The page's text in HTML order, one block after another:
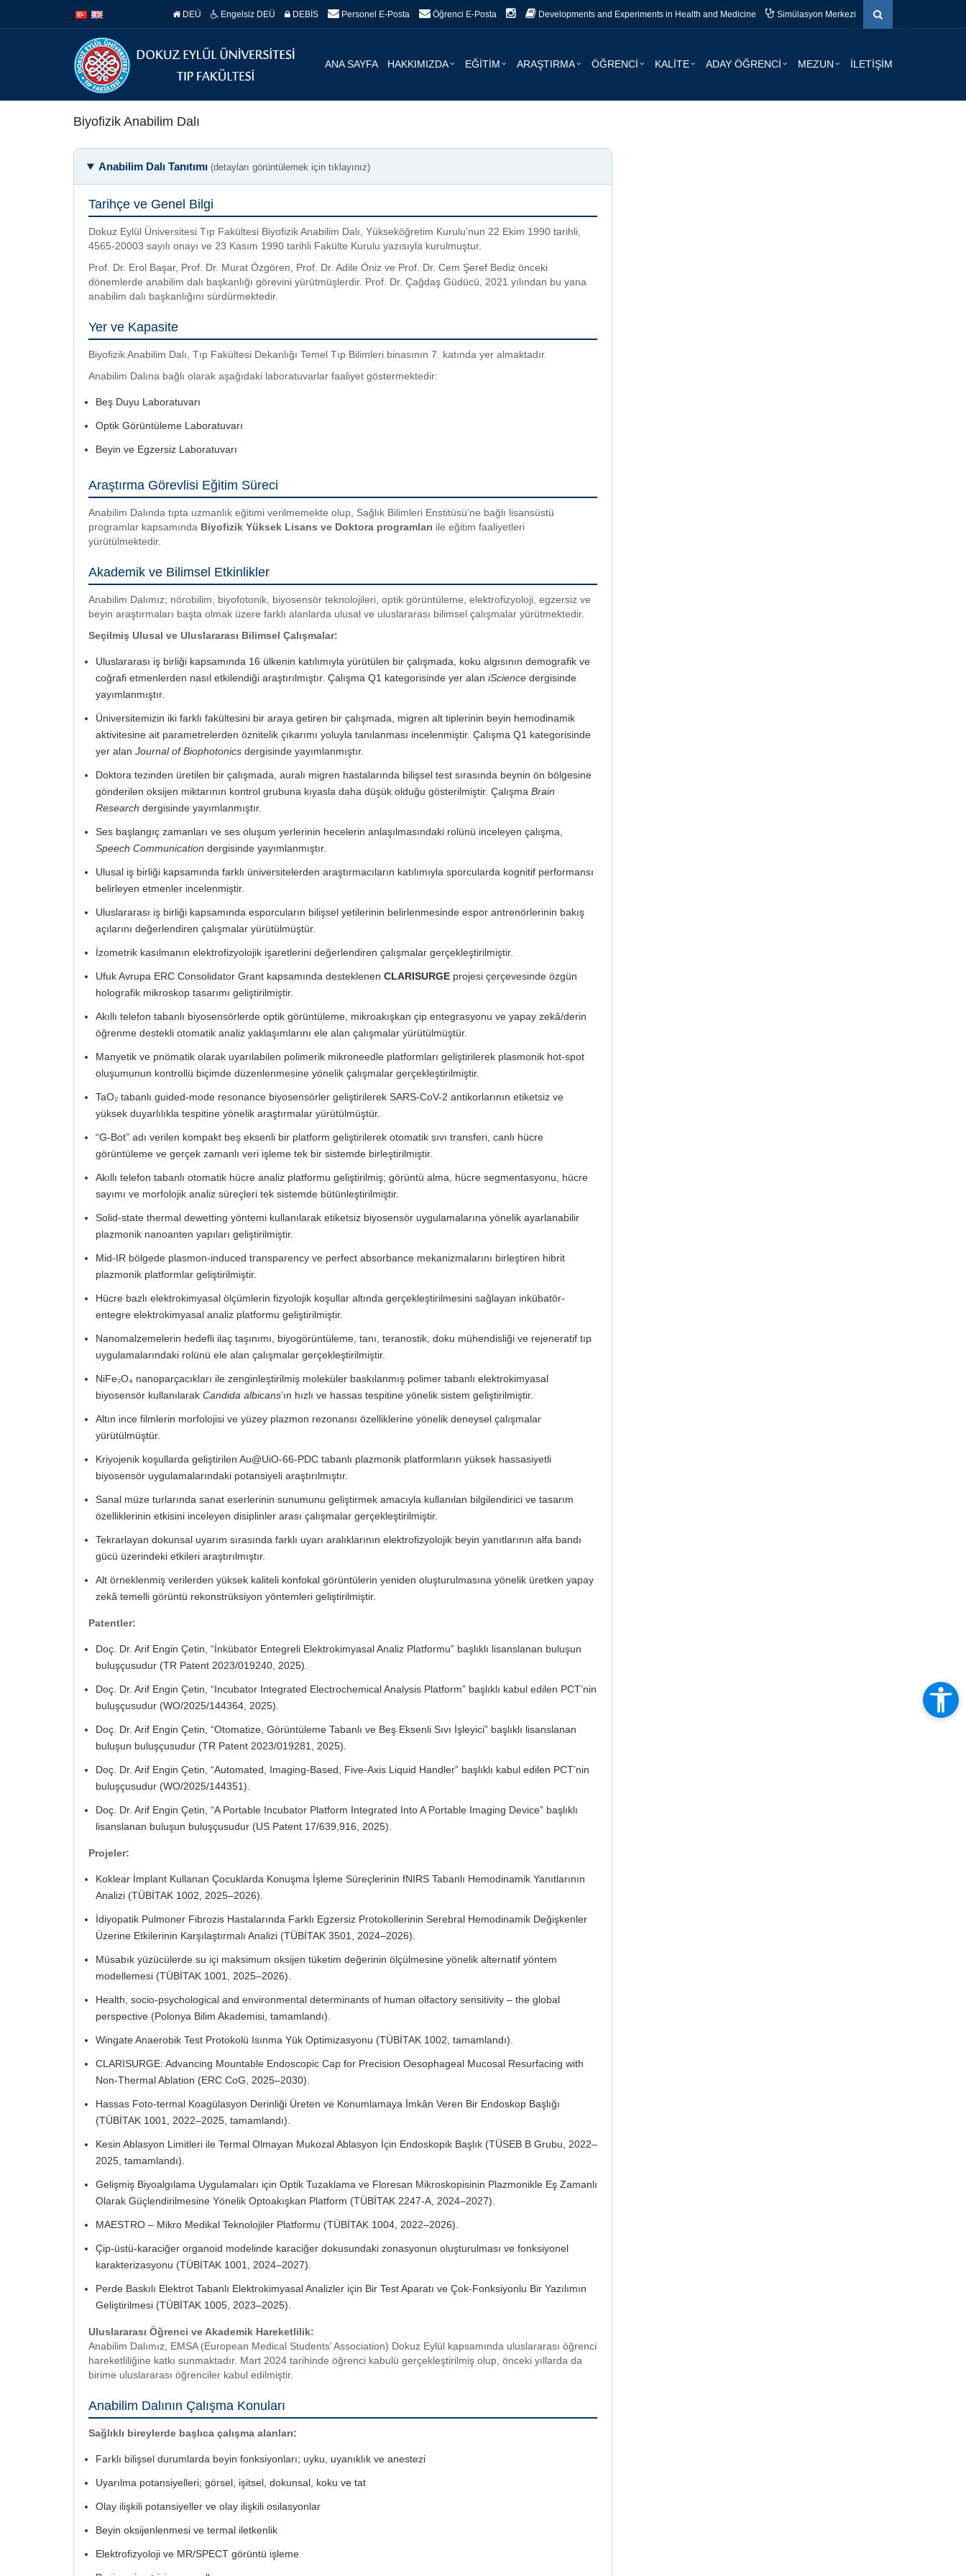
DEÜ Engelsiz DEÜ DEBİS Personel E-Posta Öğrenci E-Posta Developments and Experiments in Health and Medicine Simülasyon Merkezi
ANA SAYFA HAKKIMIZDA EĞİTİM ARAŞTIRMA ÖĞRENCİ KALİTE ADAY ÖĞRENCİ MEZUN İLETİŞİM
Biyofizik Anabilim Dalı
Anabilim Dalı Tanıtımı (detayları görüntülemek için tıklayınız)
Tarihçe ve Genel Bilgi
Dokuz Eylül Üniversitesi Tıp Fakültesi Biyofizik Anabilim Dalı, Yükseköğretim Kurulu’nun 22 Ekim 1990 tarihli,
4565-20003 sayılı onayı ve 23 Kasım 1990 tarihli Fakülte Kurulu yazısıyla kurulmuştur.
Prof. Dr. Erol Başar, Prof. Dr. Murat Özgören, Prof. Dr. Adile Öniz ve Prof. Dr. Cem Şeref Bediz önceki
dönemlerde anabilim dalı başkanlığı görevini yürütmüşlerdir. Prof. Dr. Çağdaş Güdücü, 2021 yılından bu yana
anabilim dalı başkanlığını sürdürmektedir.
Yer ve Kapasite
Biyofizik Anabilim Dalı, Tıp Fakültesi Dekanlığı Temel Tıp Bilimleri binasının 7. katında yer almaktadır.
Anabilim Dalına bağlı olarak aşağıdaki laboratuvarlar faaliyet göstermektedir:
Beş Duyu Laboratuvarı
Optik Görüntüleme Laboratuvarı
Beyin ve Egzersiz Laboratuvarı
Araştırma Görevlisi Eğitim Süreci
Anabilim Dalında tıpta uzmanlık eğitimi verilmemekte olup, Sağlık Bilimleri Enstitüsü’ne bağlı lisansüstü
programlar kapsamında Biyofizik Yüksek Lisans ve Doktora programları ile eğitim faaliyetleri
yürütülmektedir.
Akademik ve Bilimsel Etkinlikler
Anabilim Dalımız; nörobilim, biyofotonik, biyosensör teknolojileri, optik görüntüleme, elektrofizyoloji, egzersiz ve
beyin araştırmaları başta olmak üzere farklı alanlarda ulusal ve uluslararası bilimsel çalışmalar yürütmektedir.
Seçilmiş Ulusal ve Uluslararası Bilimsel Çalışmalar:
Uluslararası iş birliği kapsamında 16 ülkenin katılımıyla yürütülen bir çalışmada, koku algısının demografik ve
coğrafi etmenlerden nasıl etkilendiği araştırılmıştır. Çalışma Q1 kategorisinde yer alan iScience dergisinde
yayımlanmıştır.
Üniversitemizin iki farklı fakültesini bir araya getiren bir çalışmada, migren alt tiplerinin beyin hemodinamik
aktivitesine ait parametrelerden öznitelik çıkarımı yoluyla tanılanması incelenmiştir. Çalışma Q1 kategorisinde
yer alan Journal of Biophotonics dergisinde yayımlanmıştır.
Doktora tezinden üretilen bir çalışmada, auralı migren hastalarında bilişsel test sırasında beynin ön bölgesine
gönderilen oksijen miktarının kontrol grubuna kıyasla daha düşük olduğu gösterilmiştir. Çalışma Brain
Research dergisinde yayımlanmıştır.
Ses başlangıç zamanları ve ses oluşum yerlerinin hecelerin anlaşılmasındaki rolünü inceleyen çalışma,
Speech Communication dergisinde yayımlanmıştır.
Ulusal iş birliği kapsamında farklı üniversitelerden araştırmacıların katılımıyla sporcularda kognitif performansı
belirleyen etmenler incelenmiştir.
Uluslararası iş birliği kapsamında esporcuların bilişsel yetilerinin belirlenmesinde espor antrenörlerinin bakış
açılarını değerlendiren çalışmalar yürütülmüştür.
İzometrik kasılmanın elektrofizyolojik işaretlerini değerlendiren çalışmalar gerçekleştirilmiştir.
Ufuk Avrupa ERC Consolidator Grant kapsamında desteklenen CLARISURGE projesi çerçevesinde özgün
holografik mikroskop tasarımı geliştirilmiştir.
Akıllı telefon tabanlı biyosensörlerde optik görüntüleme, mikroakışkan çip entegrasyonu ve yapay zekâ/derin
öğrenme destekli otomatik analiz yaklaşımlarını ele alan çalışmalar yürütülmüştür.
Manyetik ve pnömatik olarak uyarılabilen polimerik mikroneedle platformları geliştirilerek plasmonik hot-spot
oluşumunun kontrollü biçimde düzenlenmesine yönelik çalışmalar gerçekleştirilmiştir.
TaO₂ tabanlı guided-mode resonance biyosensörler geliştirilerek SARS-CoV-2 antikorlarının etiketsiz ve
yüksek duyarlılıkla tespitine yönelik araştırmalar yürütülmüştür.
“G-Bot” adı verilen kompakt beş eksenli bir platform geliştirilerek otomatik sıvı transferi, canlı hücre
görüntüleme ve gerçek zamanlı veri işleme tek bir sistemde birleştirilmiştir.
Akıllı telefon tabanlı otomatik hücre analiz platformu geliştirilmiş; görüntü alma, hücre segmentasyonu, hücre
sayımı ve morfolojik analiz süreçleri tek sistemde bütünleştirilmiştir.
Solid-state thermal dewetting yöntemi kullanılarak etiketsiz biyosensör uygulamalarına yönelik ayarlanabilir
plazmonik nanoanten yapıları geliştirilmiştir.
Mid-IR bölgede plasmon-induced transparency ve perfect absorbance mekanizmalarını birleştiren hibrit
plazmonik platformlar geliştirilmiştir.
Hücre bazlı elektrokimyasal ölçümlerin fizyolojik koşullar altında gerçekleştirilmesini sağlayan inkübatör-
entegre elektrokimyasal analiz platformu geliştirilmiştir.
Nanomalzemelerin hedefli ilaç taşınımı, biyogörüntüleme, tanı, teranostik, doku mühendisliği ve rejeneratif tıp
uygulamalarındaki rolünü ele alan çalışmalar gerçekleştirilmiştir.
NiFe₂O₄ nanoparçacıkları ile zenginleştirilmiş moleküler baskılanmış polimer tabanlı elektrokimyasal
biyosensör kullanılarak Candida albicans’ın hızlı ve hassas tespitine yönelik sistem geliştirilmiştir.
Altın ince filmlerin morfolojisi ve yüzey plazmon rezonansı özelliklerine yönelik deneysel çalışmalar
yürütülmüştür.
Kriyojenik koşullarda geliştirilen Au@UiO-66-PDC tabanlı plazmonik platformların yüksek hassasiyetli
biyosensör uygulamalarındaki potansiyeli araştırılmıştır.
Sanal müze turlarında sanat eserlerinin sunumunu geliştirmek amacıyla kullanılan bilgilendirici ve tasarım
özelliklerinin etkisini inceleyen disiplinler arası çalışmalar gerçekleştirilmiştir.
Tekrarlayan dokunsal uyarım sırasında farklı uyarı aralıklarının elektrofizyolojik beyin yanıtlarının alfa bandı
gücü üzerindeki etkileri araştırılmıştır.
Alt örneklenmiş verilerden yüksek kaliteli konfokal görüntülerin yeniden oluşturulmasına yönelik üretken yapay
zekâ temelli görüntü rekonstrüksiyon yöntemleri geliştirilmiştir.
Patentler:
Doç. Dr. Arif Engin Çetin, “İnkübatör Entegreli Elektrokimyasal Analiz Platformu” başlıklı lisanslanan buluşun
buluşçusudur (TR Patent 2023/019240, 2025).
Doç. Dr. Arif Engin Çetin, “Incubator Integrated Electrochemical Analysis Platform” başlıklı kabul edilen PCT’nin
buluşçusudur (WO/2025/144364, 2025).
Doç. Dr. Arif Engin Çetin, “Otomatize, Görüntüleme Tabanlı ve Beş Eksenli Sıvı İşleyici” başlıklı lisanslanan
buluşun buluşçusudur (TR Patent 2023/019281, 2025).
Doç. Dr. Arif Engin Çetin, “Automated, Imaging-Based, Five-Axis Liquid Handler” başlıklı kabul edilen PCT’nin
buluşçusudur (WO/2025/144351).
Doç. Dr. Arif Engin Çetin, “A Portable Incubator Platform Integrated Into A Portable Imaging Device” başlıklı
lisanslanan buluşun buluşçusudur (US Patent 17/639,916, 2025).
Projeler:
Koklear İmplant Kullanan Çocuklarda Konuşma İşleme Süreçlerinin fNIRS Tabanlı Hemodinamik Yanıtlarının
Analizi (TÜBİTAK 1002, 2025–2026).
İdiyopatik Pulmoner Fibrozis Hastalarında Farklı Egzersiz Protokollerinin Serebral Hemodinamik Değişkenler
Üzerine Etkilerinin Karşılaştırmalı Analizi (TÜBİTAK 3501, 2024–2026).
Müsabık yüzücülerde su içi maksimum oksijen tüketim değerinin ölçülmesine yönelik alternatif yöntem
modellemesi (TÜBİTAK 1001, 2025–2026).
Health, socio-psychological and environmental determinants of human olfactory sensitivity – the global
perspective (Polonya Bilim Akademisi, tamamlandı).
Wingate Anaerobik Test Protokolü Isınma Yük Optimizasyonu (TÜBİTAK 1002, tamamlandı).
CLARISURGE: Advancing Mountable Endoscopic Cap for Precision Oesophageal Mucosal Resurfacing with
Non-Thermal Ablation (ERC CoG, 2025–2030).
Hassas Foto-termal Koagülasyon Derinliği Üreten ve Konumlamaya İmkân Veren Bir Endoskop Başlığı
(TÜBİTAK 1001, 2022–2025, tamamlandı).
Kesin Ablasyon Limitleri ile Termal Olmayan Mukozal Ablasyon İçin Endoskopik Başlık (TÜSEB B Grubu, 2022–
2025, tamamlandı).
Gelişmiş Biyoalgılama Uygulamaları için Optik Tuzaklama ve Floresan Mikroskopisinin Plazmonikle Eş Zamanlı
Olarak Güçlendirilmesine Yönelik Optoakışkan Platform (TÜBİTAK 2247-A, 2024–2027).
MAESTRO – Mikro Medikal Teknolojiler Platformu (TÜBİTAK 1004, 2022–2026).
Çip-üstü-karaciğer organoid modelinde karaciğer dokusundaki zonasyonun oluşturulması ve fonksiyonel
karakterizasyonu (TÜBİTAK 1001, 2024–2027).
Perde Baskılı Elektrot Tabanlı Elektrokimyasal Analizler için Bir Test Aparatı ve Çok-Fonksiyonlu Bir Yazılımın
Geliştirilmesi (TÜBİTAK 1005, 2023–2025).
Uluslararası Öğrenci ve Akademik Hareketlilik:
Anabilim Dalımız, EMSA (European Medical Students’ Association) Dokuz Eylül kapsamında uluslararası öğrenci
hareketliliğine katkı sunmaktadır. Mart 2024 tarihinde öğrenci kabulü gerçekleştirilmiş olup, önceki yıllarda da
birime uluslararası öğrenciler kabul edilmiştir.
Anabilim Dalının Çalışma Konuları
Sağlıklı bireylerde başlıca çalışma alanları:
Farklı bilişsel durumlarda beyin fonksiyonları; uyku, uyanıklık ve anestezi
Uyarılma potansiyelleri; görsel, işitsel, dokunsal, koku ve tat
Olay ilişkili potansiyeller ve olay ilişkili osilasyonlar
Beyin oksijenlenmesi ve termal iletkenlik
Elektrofizyoloji ve MR/SPECT görüntü işleme